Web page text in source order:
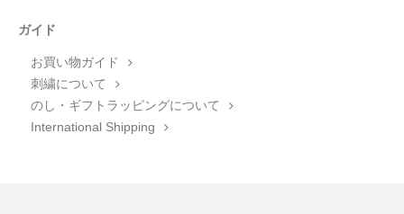
ガイド
お買い物ガイド
刺繍について
のし・ギフトラッピングについて
International Shipping